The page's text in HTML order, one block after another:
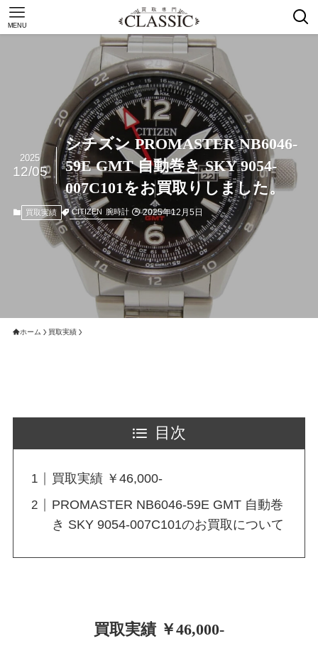
MENU
シチズン PROMASTER NB6046-
59E GMT 自動巻き SKY 9054-
007C101をお買取りしました。
2025
12/05
買取実績 CITIZEN 腕時計 2025年12月5日
ホーム 買取実績
目次
買取実績 ￥46,000-
PROMASTER NB6046-59E GMT 自動巻
き SKY 9054-007C101のお買取について
買取実績 ￥46,000-